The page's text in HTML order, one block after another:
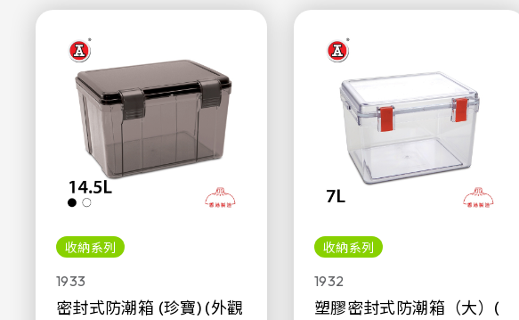
收納系列
1933
密封式防潮箱 (珍寶) (外觀
收納系列
1932
塑膠密封式防潮箱（大）(